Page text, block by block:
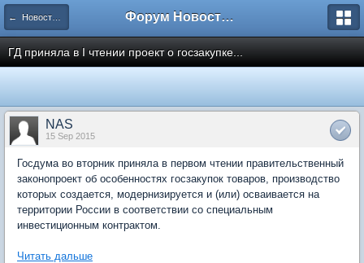
← Новости рынка недвижимости Форум Новостройки
ГД приняла в I чтении проект о госзакупке...
NAS
15 Sep 2015
Госдума во вторник приняла в первом чтении правительственный
законопроект об особенностях госзакупок товаров, производство
которых создается, модернизируется и (или) осваивается на
территории России в соответствии со специальным
инвестиционным контрактом.
Читать дальше